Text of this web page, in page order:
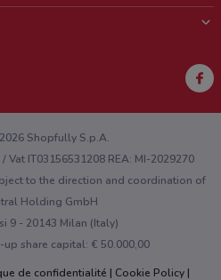
sur l’appli ou le site?
Shopfully S.p.A.
IT03156531208 REA: MI-2029270
to the direction and coordination of
Holding GmbH
9 - 20143 Milan (Italy)
share capital: € 50.000,00
de confidentialité Cookie Policy